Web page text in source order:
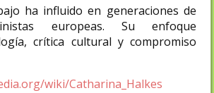
ha influido en generaciones de
europeas. Su enfoque
crítica cultural y compromiso
wiki/Catharina_Halkes